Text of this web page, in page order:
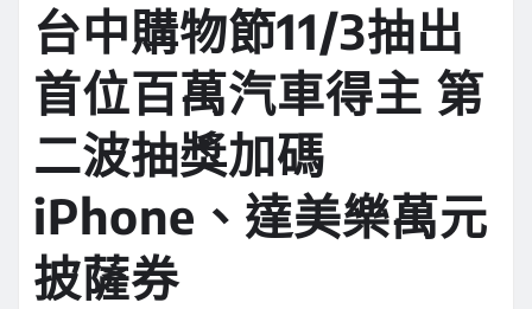
台中購物節11/3抽出
首位百萬汽車得主 第
二波抽獎加碼
iPhone、達美樂萬元
披薩券